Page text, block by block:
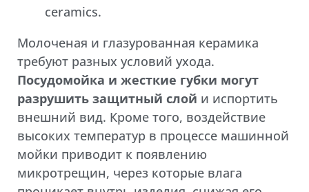
Молоченая и глазурованная керамика
требуют разных условий ухода.
Посудомойка и жесткие губки могут
разрушить защитный слой и испортить
внешний вид. Кроме того, воздействие
высоких температур в процессе машинной
мойки приводит к появлению
микротрещин, через которые влага